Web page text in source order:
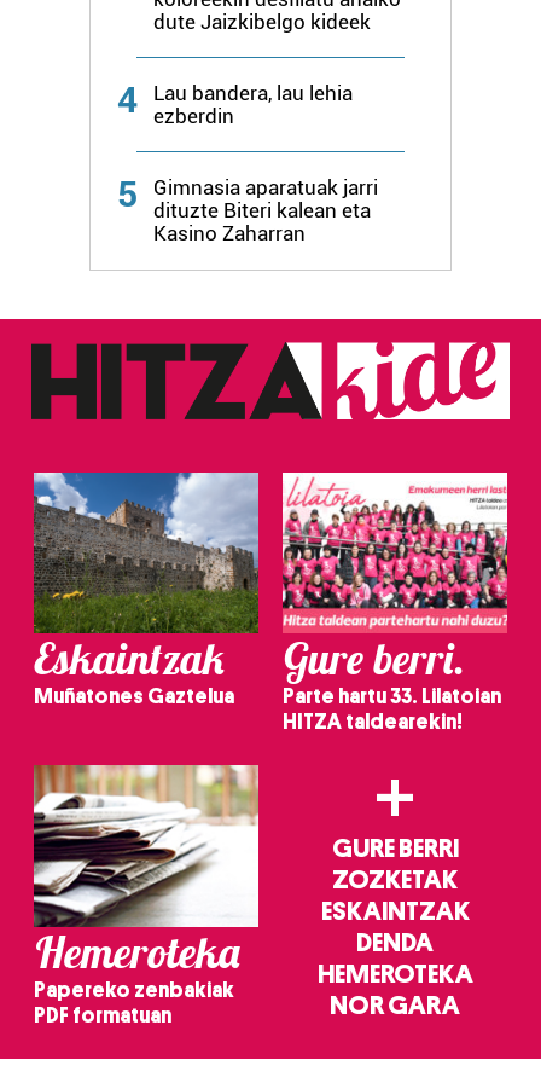
dute Jaizkibelgo kideek
4
Lau bandera, lau lehia
ezberdin
5
Gimnasia aparatuak jarri
dituzte Biteri kalean eta
Kasino Zaharran
Eskaintzak
Muñatones Gaztelua
Gure berri.
Parte hartu 33. Lilatoian
HITZA taldearekin!
Hemeroteka
Papereko zenbakiak
PDF formatuan
+
GURE BERRI
ZOZKETAK
ESKAINTZAK
DENDA
HEMEROTEKA
NOR GARA